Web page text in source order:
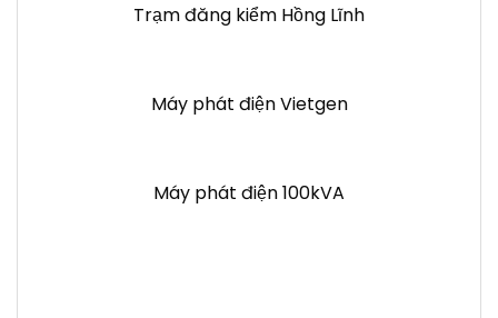
Trạm đăng kiểm Hồng Lĩnh
Máy phát điện Vietgen
Máy phát điện 100kVA